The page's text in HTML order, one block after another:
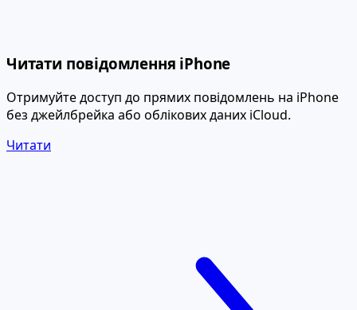
Читати повідомлення iPhone
Отримуйте доступ до прямих повідомлень на iPhone
без джейлбрейка або облікових даних iCloud.
Читати